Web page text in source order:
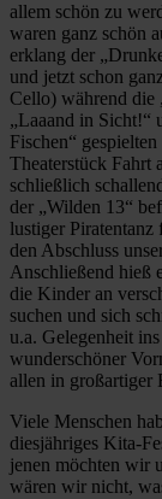
allem schön zu
waren ganz schön
erklang der
und jetzt schon
Cello) während die
„Laaand in Sicht!“
Fischen“
Theaterstück Fahrt
schließlich
der „Wilden 13“
lustiger
den Abschluss
Anschließend hieß
die Kinder an
suchen und sich
u.a. Gelegenheit
wunderschöner
allen in großartiger
Viele Menschen
diesjähriges Kita-
jenen möchten wir
wären wir nicht,